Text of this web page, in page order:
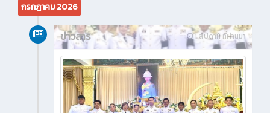
กรกฎาคม 2026
ข่าวสาร